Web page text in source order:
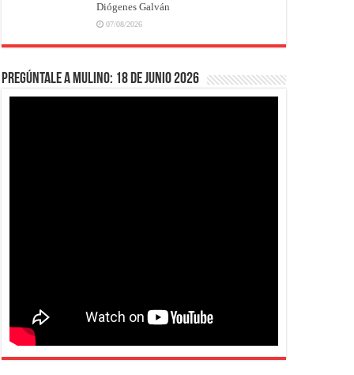
Diógenes Galván
07/08/2026
Pregúntale a Mulino: 18 de junio 2026